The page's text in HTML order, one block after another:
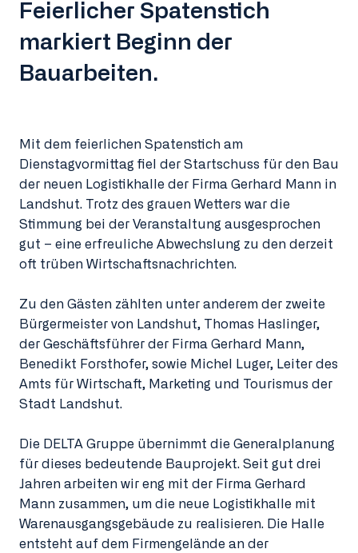
Feierlicher Spatenstich
markiert Beginn der
Bauarbeiten.
Mit dem feierlichen Spatenstich am
Dienstagvormittag fiel der Startschuss für den Bau
der neuen Logistikhalle der Firma Gerhard Mann in
Landshut. Trotz des grauen Wetters war die
Stimmung bei der Veranstaltung ausgesprochen
gut – eine erfreuliche Abwechslung zu den derzeit
oft trüben Wirtschaftsnachrichten.
Zu den Gästen zählten unter anderem der zweite
Bürgermeister von Landshut, Thomas Haslinger,
der Geschäftsführer der Firma Gerhard Mann,
Benedikt Forsthofer, sowie Michel Luger, Leiter des
Amts für Wirtschaft, Marketing und Tourismus der
Stadt Landshut.
Die DELTA Gruppe übernimmt die Generalplanung
für dieses bedeutende Bauprojekt. Seit gut drei
Jahren arbeiten wir eng mit der Firma Gerhard
Mann zusammen, um die neue Logistikhalle mit
Warenausgangsgebäude zu realisieren. Die Halle
entsteht auf dem Firmengelände an der